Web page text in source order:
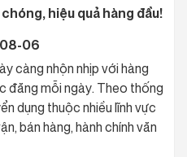
hiệu quả hàng đầu!
06
càng nhộn nhịp với hàng
đăng mỗi ngày. Theo thống
dụng thuộc nhiều lĩnh vực
bán hàng, hành chính văn